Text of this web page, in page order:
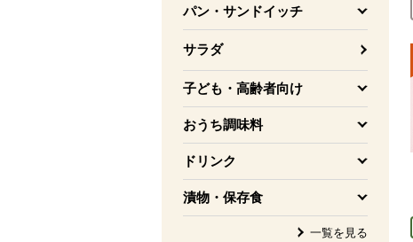
パン・サンドイッチ
を開く
サラダ
子ども・高齢者向け
を開く
おうち調味料
を開く
ドリンク
を開く
漬物・保存食
を開く
一覧を見る